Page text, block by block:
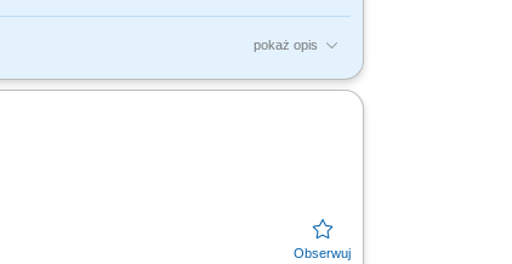
pokaż opis
i transportu ścieków w obszarze